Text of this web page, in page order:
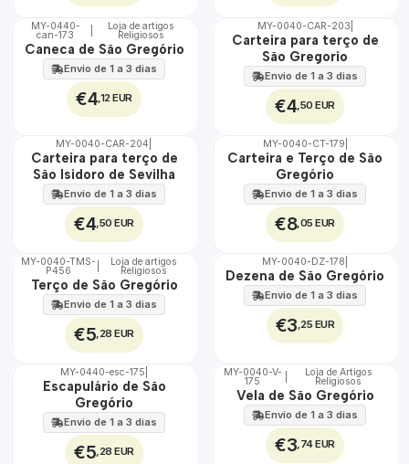
🇵🇹
100%
MY-0440-
can-173
Loja de artigos
Religiosos
Caneca de São Gregório
Envio de 1 a 3 dias
€4,12 EUR
🇵🇹
MY-0040-CAR-203
Carteira para terço de
São Gregorio
Envio de 1 a 3 dias
€4,50 EUR
🇵🇹
100%
MY-0040-CAR-204
Carteira para terço de
São Isidoro de Sevilha
Envio de 1 a 3 dias
€4,50 EUR
🇵🇹
MY-0040-CT-179
Carteira e Terço de São
Gregório
Envio de 1 a 3 dias
€8,05 EUR
🇵🇹
100%
MY-0040-TMS-
P456
Loja de artigos
Religiosos
Terço de São Gregório
Envio de 1 a 3 dias
€5,28 EUR
🇵🇹
100%
MY-0040-DZ-178
Dezena de São Gregório
Envio de 1 a 3 dias
€3,25 EUR
🇵🇹
MY-0440-esc-175
Escapulário de São
Gregório
Envio de 1 a 3 dias
€5,28 EUR
🇵🇹
100%
MY-0040-V-
175
Loja de Artigos
Religiosos
Vela de São Gregório
Envio de 1 a 3 dias
€3,74 EUR